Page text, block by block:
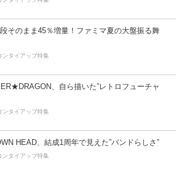
そのまま45％増量！ファミマ夏の大盤振る舞
ンタイアップ特集
、自ら描いた”レトロフューチャ
ンタイアップ特集
HEAD、結成1周年で見えた”バンドらしさ”
ンタイアップ特集